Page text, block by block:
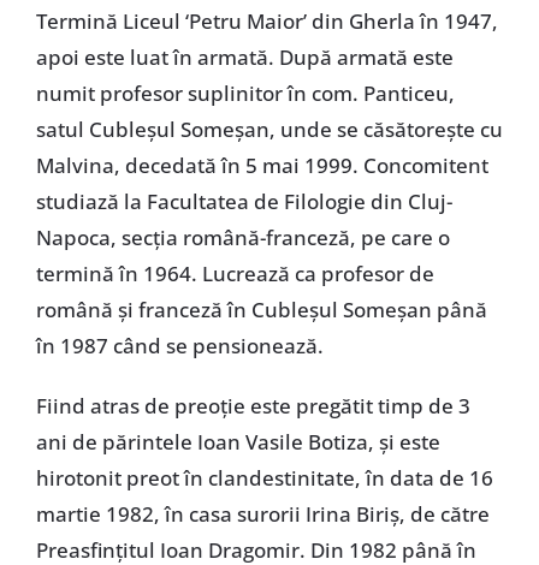
Termină Liceul ‘Petru Maior’ din Gherla în 1947,
apoi este luat în armată. După armată este
numit profesor suplinitor în com. Panticeu,
satul Cubleşul Someşan, unde se căsătoreşte cu
Malvina, decedată în 5 mai 1999. Concomitent
studiază la Facultatea de Filologie din Cluj-
Napoca, secţia română-franceză, pe care o
termină în 1964. Lucrează ca profesor de
română şi franceză în Cubleşul Someşan până
în 1987 când se pensionează.
Fiind atras de preoţie este pregătit timp de 3
ani de părintele Ioan Vasile Botiza, şi este
hirotonit preot în clandestinitate, în data de 16
martie 1982, în casa surorii Irina Biriş, de către
Preasfinţitul Ioan Dragomir. Din 1982 până în